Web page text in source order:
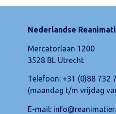
Nederlandse
Mercatorlaan 1200
3528 BL Utrecht
Telefoon: +31 (0)88 732
(maandag t/m vrijdag
E-mail: